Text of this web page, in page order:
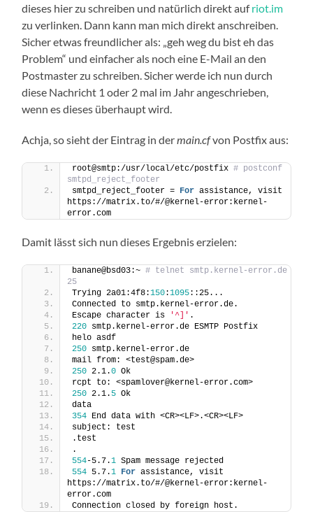
dieses hier zu schreiben und natürlich direkt aufriot.im
zu verlinken. Dann kann man mich direkt anschreiben.
Sicher etwas freundlicher als: „geh weg du bist eh das
Problem“ und einfacher als noch eine E-Mail an den
Postmaster zu schreiben. Sicher werde ich nun durch
diese Nachricht 1 oder 2 mal im Jahr angeschrieben,
wenn es dieses überhaupt wird.
Achja, so sieht der Eintrag in dermain.cfvon Postfix aus:
root@smtp:/usr/local/etc/postfix # postconf
smtpd_reject_footer
smtpd_reject_footer = For assistance, visit
https://matrix.to/#/@kernel-error:kernel-
error.com
Damit lässt sich nun dieses Ergebnis erzielen:
banane@bsd03:~ # telnet smtp.kernel-error.de
25
Trying 2a01:4f8:150:1095::25...
Connected to smtp.kernel-error.de.
Escape character is
'^]' .
220 smtp.kernel-error.de ESMTP Postfix
helo asdf
250 smtp.kernel-error.de
mail from: <test@spam.de>
250 2.1.0 Ok
rcpt to: <spamlover@kernel-error.com>
250 2.1. 5 Ok
data
354 End data with <CR><LF>.<CR><LF>
subject: test
.test
.
554-5.7.1 Spam message rejected
554 5.7.1 For assistance, visit
https://matrix.to/#/@kernel-error:kernel-
error.com
Connection closed by foreign host.